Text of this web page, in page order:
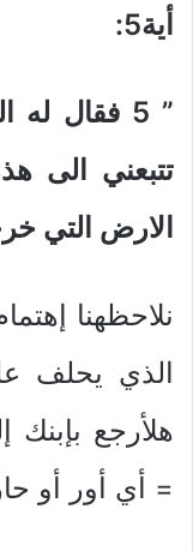
أية5 :
” 5
فقال له
تتبعني الى
الارض التي
نلاحظهنا
الذي يحلف
هلأرجع
= أي أور أو